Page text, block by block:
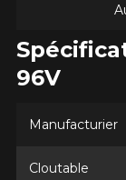
96V
Manufacturier
Cloutable
Votre avis
Note
à la